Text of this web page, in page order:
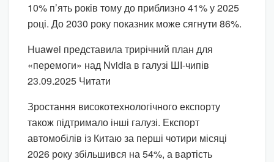
10% п’ять років тому до приблизно 41% у 2025
році. До 2030 року показник може сягнути 86%.
Huawei представила трирічний план для
«перемоги» над Nvidia в галузі ШІ-чипів
23.09.2025 Читати
Зростання високотехнологічного експорту
також підтримало інші галузі. Експорт
автомобілів із Китаю за перші чотири місяці
2026 року збільшився на 54%, а вартість